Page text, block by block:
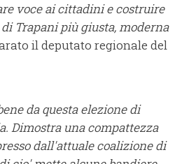
voce ai cittadini e costruire
Trapani più giusta, moderna
il deputato regionale del
da questa elezione di
Dimostra una compattezza
dall'attuale coalizione di